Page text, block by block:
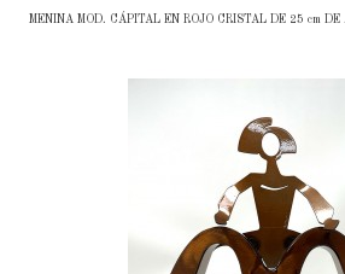
MENINA MOD. CÁPITAL EN ROJO CRISTAL DE 25 cm DE